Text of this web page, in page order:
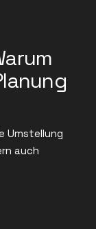
Umstellung
auch